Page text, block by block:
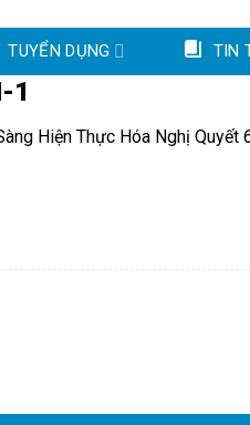
TUYỂN DỤNG TIN
1
Hiện Thực Hóa Nghị